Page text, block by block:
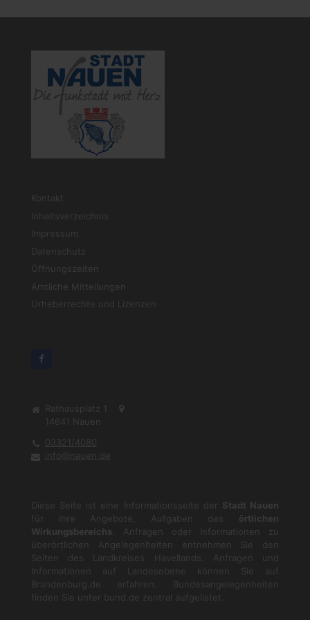
Kontakt
Inhaltsverzeichnis
Impressum
Datenschutz
Öffnungszeiten
Amtliche Mitteilungen
Urheberrechte und Lizenzen
Rathausplatz 1
14641
Nauen
03321/4080
info@nauen.de
Diese Seite ist eine Informationsseite der Stadt Nauen
für ihre Angebote, Aufgaben des örtlichen
Wirkungsbereichs . Anfragen oder Informationen zu
überörtlichen Angelegenheiten entnehmen Sie den
Seiten des Landkreises Havellands. Anfragen und
Informationen auf Landesebene können Sie auf
Brandenburg.de
erfahren. Bundesangelegenheiten
finden Sie unter
bund.de zentral aufgelistet.